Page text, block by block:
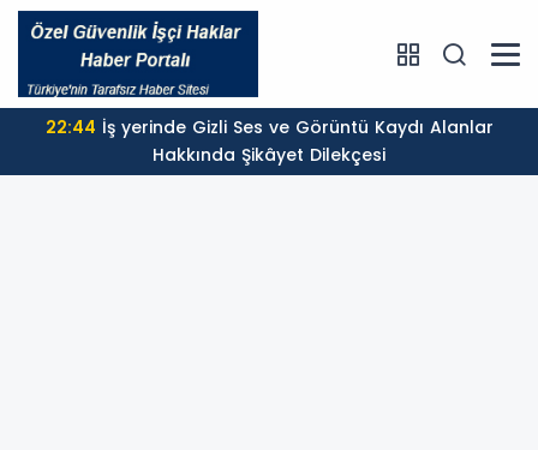
22:44
Hakkında Şikâyet Dilekçesi